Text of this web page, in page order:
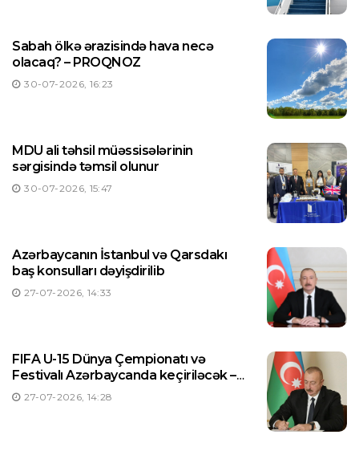
Sabah ölkə ərazisində hava necə
olacaq? – PROQNOZ
30-07-2026, 16:23
MDU ali təhsil müəssisələrinin
sərgisində təmsil olunur
30-07-2026, 15:47
Azərbaycanın İstanbul və Qarsdakı
baş konsulları dəyişdirilib
27-07-2026, 14:33
FIFA U-15 Dünya Çempionatı və
Festivalı Azərbaycanda keçiriləcək –
Prezident Sərəncam imzaladı
27-07-2026, 14:28